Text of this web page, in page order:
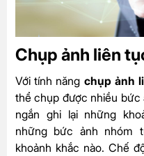
Chụp ảnh liên
Với tính năng chụp ảnh
thể chụp được nhiều bức
ngắn ghi lại những
những bức ảnh nhóm
khoảnh khắc nào. Chế